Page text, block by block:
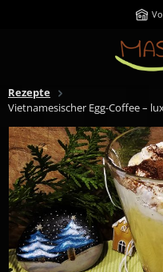
Zum Hauptinhalt springen
Rezepte
Vietnamesischer Egg-Coffee –